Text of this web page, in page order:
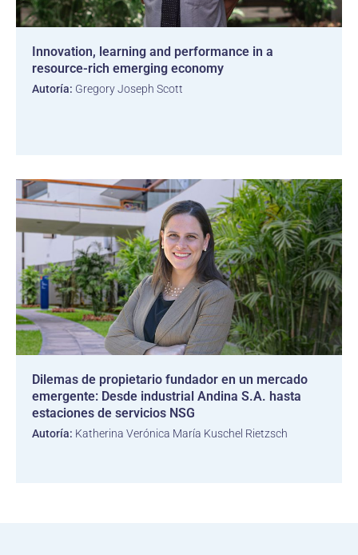
Innovation, learning and performance in a
resource-rich emerging economy
Autoría: Gregory Joseph Scott
Dilemas de propietario fundador en un mercado
emergente: Desde industrial Andina S.A. hasta
estaciones de servicios NSG
Autoría: Katherina Verónica María Kuschel Rietzsch